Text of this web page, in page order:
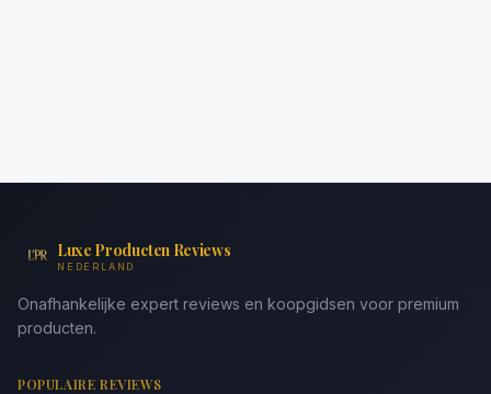
Luxe Producten Reviews
NEDERLAND
Onafhankelijke expert reviews en koopgidsen voor premium
producten.
POPULAIRE REVIEWS